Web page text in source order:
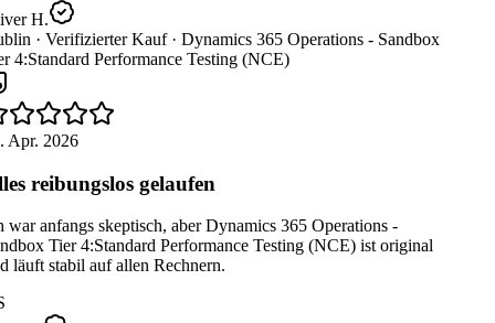
H.
· Verifizierter Kauf · Dynamics 365 Operations - Sandbox
4:Standard Performance Testing (NCE)
Apr. 2026
reibungslos gelaufen
anfangs skeptisch, aber Dynamics 365 Operations -
Tier 4:Standard Performance Testing (NCE) ist original
läuft stabil auf allen Rechnern.